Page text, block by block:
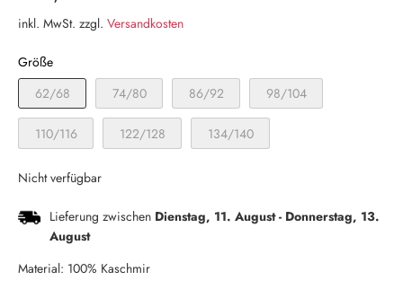
inkl. MwSt. zzgl. Versandkosten
Größe
62/68
74/80 86/92 98/104
110/116 122/128 134/140
Nicht verfügbar
Lieferung zwischen Dienstag, 11. August- Donnerstag, 13.
August
Material: 100% Kaschmir